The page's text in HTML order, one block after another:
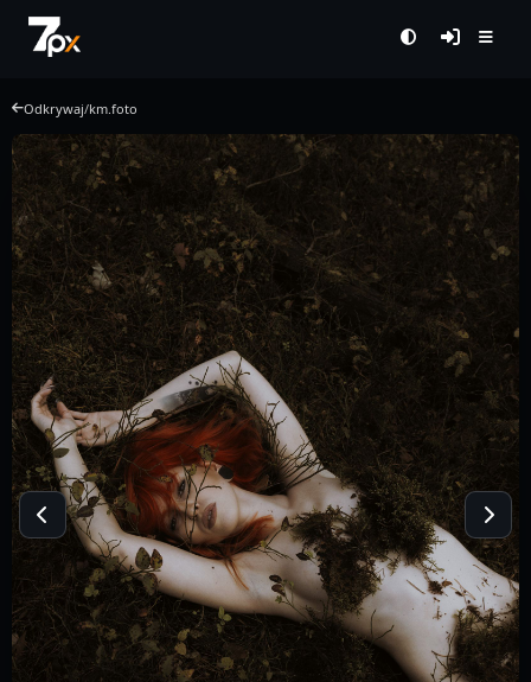
Odkrywaj/km.foto